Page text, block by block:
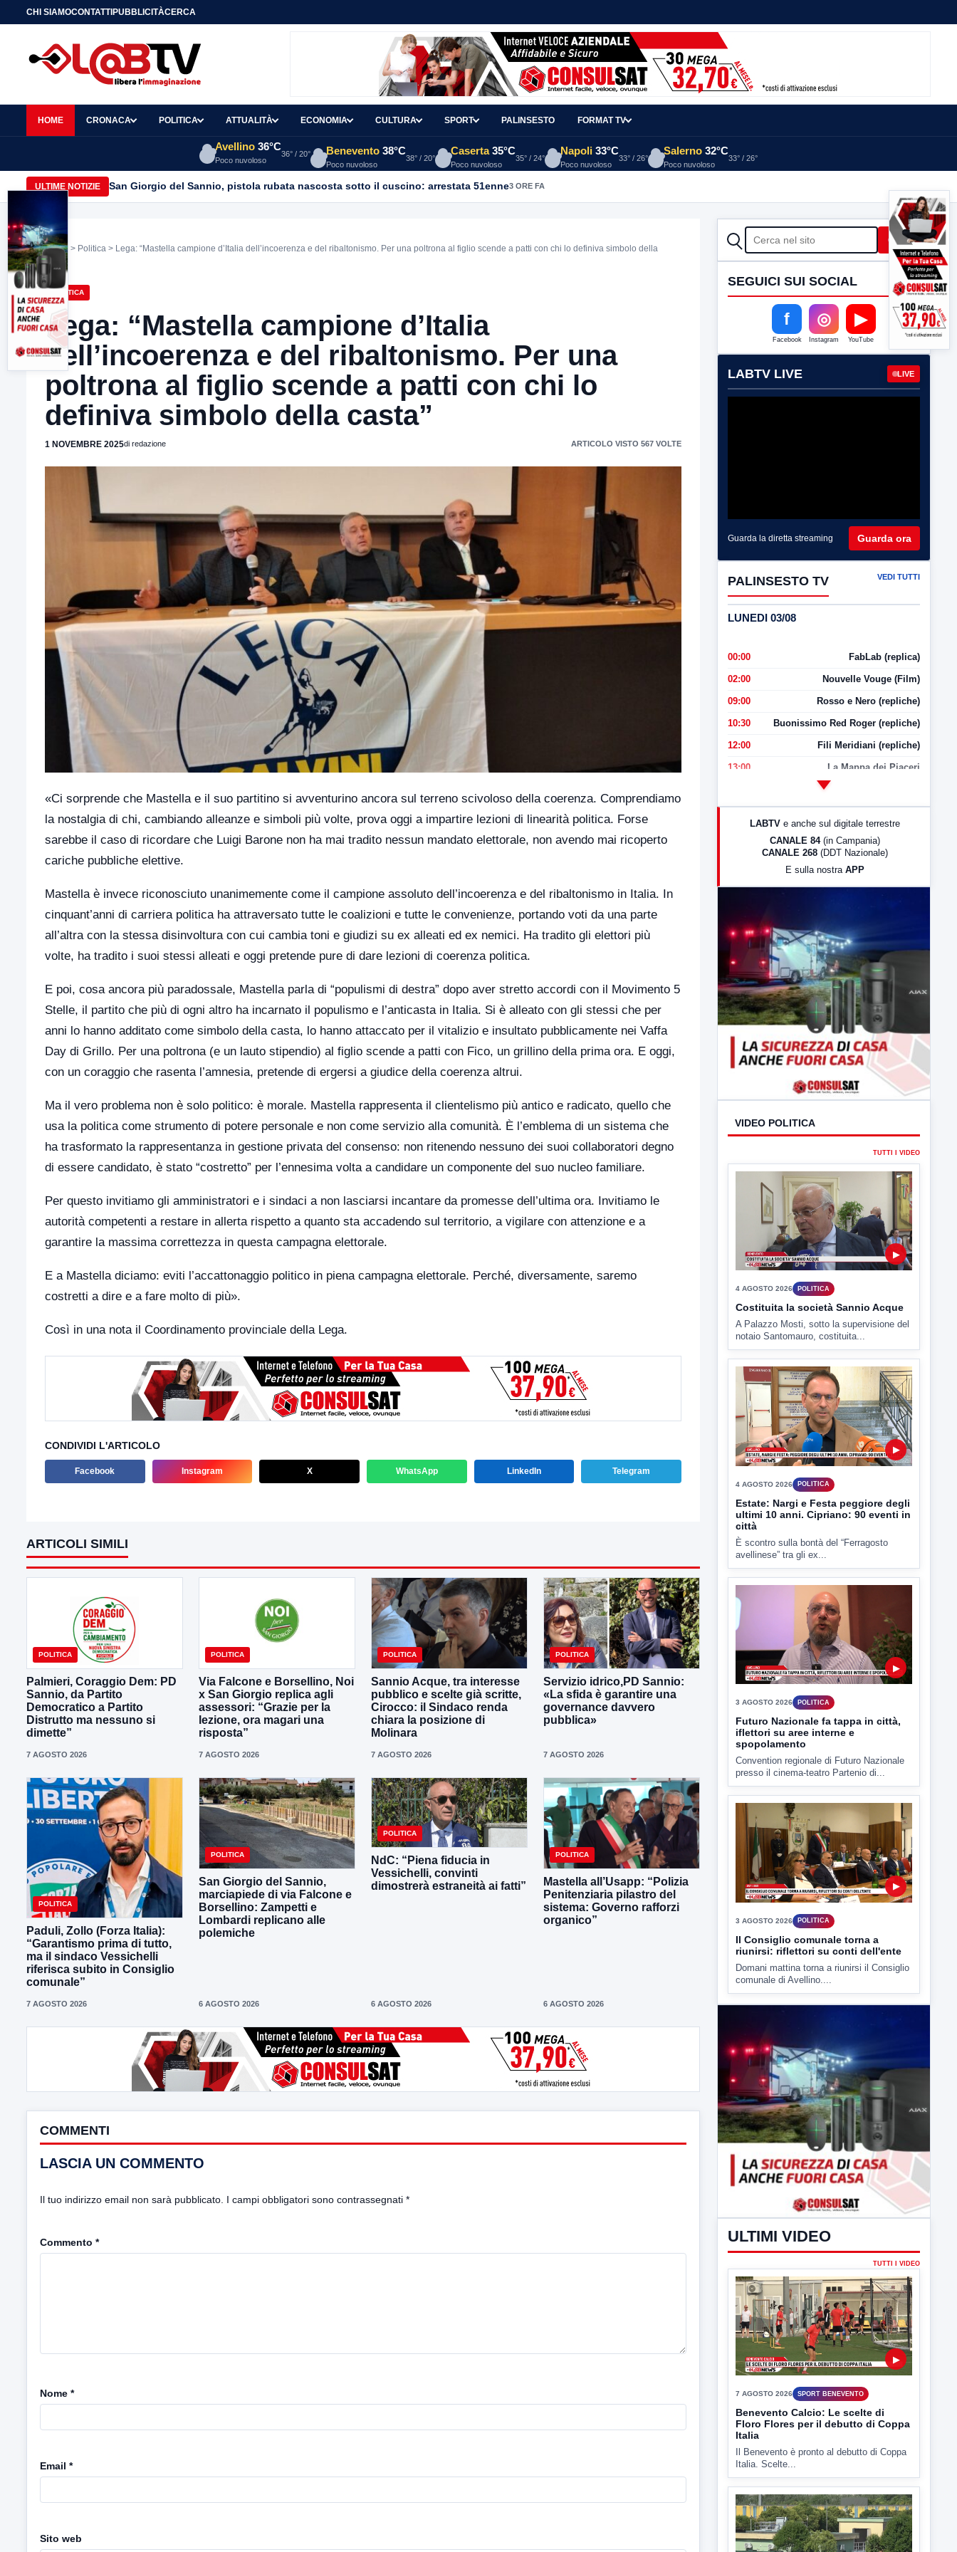
CHI SIAMOCONTATTIPUBBLICITÀCERCA
HOME CRONACA POLITICA ATTUALITÀ ECONOMIA CULTURA SPORT PALINSESTO FORMAT TV
Avellino 36°C
Poco nuvoloso
36° / 20° Benevento 38°C
Poco nuvoloso
38° / 20°
Caserta 35°C
Poco nuvoloso
35° / 24°
Napoli 33°C
Poco nuvoloso
33° / 26°
Salerno 32°C
Poco nuvoloso
33° / 26°
ULTIME NOTIZIE San Giorgio del Sannio, pistola rubata nascosta sotto il cuscino: arrestata 51enne3 ORE FA
Home > Politica > Lega: “Mastella campione d’Italia dell’incoerenza e del ribaltonismo. Per una poltrona al figlio scende a patti con chi lo definiva simbolo della
casta”
POLITICA
Lega: “Mastella campione d’Italia
dell’incoerenza e del ribaltonismo. Per una
poltrona al figlio scende a patti con chi lo
definiva simbolo della casta”
1 NOVEMBRE 2025di redazione ARTICOLO VISTO 567 VOLTE
«Ci sorprende che Mastella e il suo partitino si avventurino ancora sul terreno scivoloso della coerenza. Comprendiamo
la nostalgia di chi, cambiando alleanze e simboli più volte, prova oggi a impartire lezioni di linearità politica. Forse
sarebbe il caso di ricordare che Luigi Barone non ha mai tradito nessun mandato elettorale, non avendo mai ricoperto
cariche pubbliche elettive.
Mastella è invece riconosciuto unanimemente come il campione assoluto dell’incoerenza e del ribaltonismo in Italia. In
cinquant’anni di carriera politica ha attraversato tutte le coalizioni e tutte le convenienze, portando voti da una parte
all’altra con la stessa disinvoltura con cui cambia toni e giudizi su ex alleati ed ex nemici. Ha tradito gli elettori più
volte, ha tradito i suoi stessi alleati e oggi pretende pure di dare lezioni di coerenza politica.
E poi, cosa ancora più paradossale, Mastella parla di “populismi di destra” dopo aver stretto accordi con il Movimento 5
Stelle, il partito che più di ogni altro ha incarnato il populismo e l’anticasta in Italia. Si è alleato con gli stessi che per
anni lo hanno additato come simbolo della casta, lo hanno attaccato per il vitalizio e insultato pubblicamente nei Vaffa
Day di Grillo. Per una poltrona (e un lauto stipendio) al figlio scende a patti con Fico, un grillino della prima ora. E oggi,
con un coraggio che rasenta l’amnesia, pretende di ergersi a giudice della coerenza altrui.
Ma il vero problema non è solo politico: è morale. Mastella rappresenta il clientelismo più antico e radicato, quello che
usa la politica come strumento di potere personale e non come servizio alla comunità. È l’emblema di un sistema che
ha trasformato la rappresentanza in gestione privata del consenso: non ritenendo nessuno dei suoi collaboratori degno
di essere candidato, è stato “costretto” per l’ennesima volta a candidare un componente del suo nucleo familiare.
Per questo invitiamo gli amministratori e i sindaci a non lasciarsi incantare da promesse dell’ultima ora. Invitiamo le
autorità competenti a restare in allerta rispetto a quanto sta accadendo sul territorio, a vigilare con attenzione e a
garantire la massima correttezza in questa campagna elettorale.
E a Mastella diciamo: eviti l’accattonaggio politico in piena campagna elettorale. Perché, diversamente, saremo
costretti a dire e a fare molto di più».
Così in una nota il Coordinamento provinciale della Lega.
CONDIVIDI L'ARTICOLO
Facebook Instagram X WhatsApp LinkedIn Telegram
ARTICOLI SIMILI
POLITICA
Palmieri, Coraggio Dem: PD
Sannio, da Partito
Democratico a Partito
Distrutto ma nessuno si
dimette”
7 AGOSTO 2026
POLITICA
Via Falcone e Borsellino, Noi
x San Giorgio replica agli
assessori: “Grazie per la
lezione, ora magari una
risposta”
7 AGOSTO 2026
POLITICA
Sannio Acque, tra interesse
pubblico e scelte già scritte,
Cirocco: il Sindaco renda
chiara la posizione di
Molinara
7 AGOSTO 2026
POLITICA
Servizio idrico,PD Sannio:
«La sfida è garantire una
governance davvero
pubblica»
7 AGOSTO 2026
POLITICA
Paduli, Zollo (Forza Italia):
“Garantismo prima di tutto,
ma il sindaco Vessichelli
riferisca subito in Consiglio
comunale”
7 AGOSTO 2026
POLITICA
San Giorgio del Sannio,
marciapiede di via Falcone e
Borsellino: Zampetti e
Lombardi replicano alle
polemiche
6 AGOSTO 2026
POLITICA
NdC: “Piena fiducia in
Vessichelli, convinti
dimostrerà estraneità ai fatti”
6 AGOSTO 2026
POLITICA
Mastella all’Usapp: “Polizia
Penitenziaria pilastro del
sistema: Governo rafforzi
organico”
6 AGOSTO 2026
COMMENTI
LASCIA UN COMMENTO
Il tuo indirizzo email non sarà pubblicato. I campi obbligatori sono contrassegnati *
Commento *
Nome *
Email *
Sito web
CERCA Cerca
SEGUICI SUI SOCIAL
f
Facebook
◎
Instagram
▶
YouTube
LABTV LIVE LIVE
Guarda la diretta streaming Guarda ora
PALINSESTO TV VEDI TUTTI
LUNEDI 03/08
00:00 FabLab (replica)
02:00 Nouvelle Vouge (Film)
09:00 Rosso e Nero (repliche)
10:30 Buonissimo Red Roger (repliche)
12:00 Fili Meridiani (repliche)
13:00 La Mappa dei Piaceri
LabNews (Diretta)
LABTV e anche sul digitale terrestre
CANALE 84 (in Campania)
CANALE 268 (DDT Nazionale)
E sulla nostra APP
VIDEO POLITICA
TUTTI I VIDEO
▶
4 AGOSTO 2026 POLITICA
Costituita la società Sannio Acque
A Palazzo Mosti, sotto la supervisione del
notaio Santomauro, costituita...
▶
4 AGOSTO 2026 POLITICA
Estate: Nargi e Festa peggiore degli
ultimi 10 anni. Cipriano: 90 eventi in
città
È scontro sulla bontà del “Ferragosto
avellinese” tra gli ex...
▶
3 AGOSTO 2026 POLITICA
Futuro Nazionale fa tappa in città,
iflettori su aree interne e
spopolamento
Convention regionale di Futuro Nazionale
presso il cinema-teatro Partenio di...
▶
3 AGOSTO 2026 POLITICA
Il Consiglio comunale torna a
riunirsi: riflettori su conti dell'ente
Domani mattina torna a riunirsi il Consiglio
comunale di Avellino....
ULTIMI VIDEO
TUTTI I VIDEO
7 AGOSTO 2026 SPORT BENEVENTO
Benevento Calcio: Le scelte di
Floro Flores per il debutto di Coppa
Italia